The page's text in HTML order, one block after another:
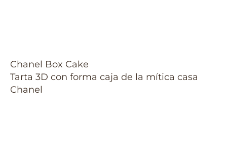
Chanel Box Cake
Tarta 3D con forma caja de la mítica casa
Chanel